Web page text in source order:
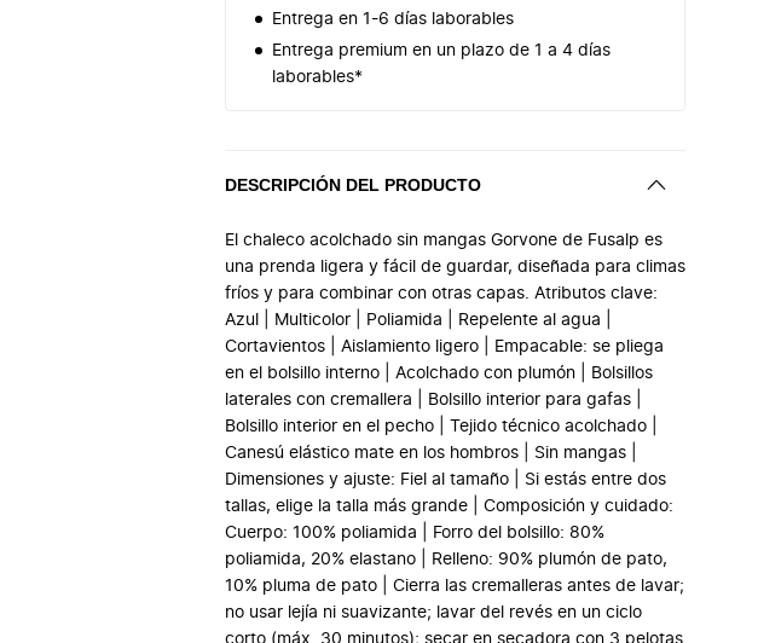
Entrega en 1-6 días laborables
Entrega premium en un plazo de 1 a 4 días
laborables*
DESCRIPCIÓN DEL PRODUCTO
El chaleco acolchado sin mangas Gorvone de Fusalp es
una prenda ligera y fácil de guardar, diseñada para climas
fríos y para combinar con otras capas. Atributos clave:
Azul | Multicolor | Poliamida | Repelente al agua |
Cortavientos | Aislamiento ligero | Empacable: se pliega
en el bolsillo interno | Acolchado con plumón | Bolsillos
laterales con cremallera | Bolsillo interior para gafas |
Bolsillo interior en el pecho | Tejido técnico acolchado |
Canesú elástico mate en los hombros | Sin mangas |
Dimensiones y ajuste: Fiel al tamaño | Si estás entre dos
tallas, elige la talla más grande | Composición y cuidado:
Cuerpo: 100% poliamida | Forro del bolsillo: 80%
poliamida, 20% elastano | Relleno: 90% plumón de pato,
10% pluma de pato | Cierra las cremalleras antes de lavar;
no usar lejía ni suavizante; lavar del revés en un ciclo
corto (máx. 30 minutos); secar en secadora con 3 pelotas